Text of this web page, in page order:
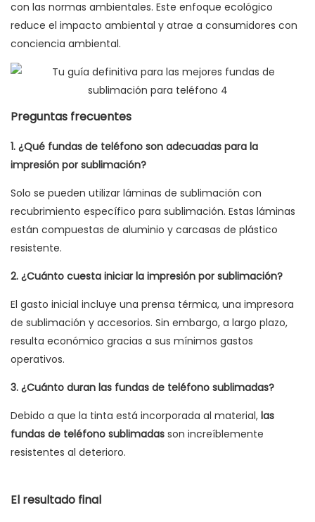
con las normas ambientales. Este enfoque ecológico
reduce el impacto ambiental y atrae a consumidores con
conciencia ambiental.
Preguntas frecuentes
1. ¿Qué fundas de teléfono son adecuadas para la
impresión por sublimación?
Solo se pueden utilizar láminas de sublimación con
recubrimiento específico para sublimación. Estas láminas
están compuestas de aluminio y carcasas de plástico
resistente.
2. ¿Cuánto cuesta iniciar la impresión por sublimación?
El gasto inicial incluye una prensa térmica, una impresora
de sublimación y accesorios. Sin embargo, a largo plazo,
resulta económico gracias a sus mínimos gastos
operativos.
3. ¿Cuánto duran las fundas de teléfono sublimadas?
Debido a que la tinta está incorporada al material, las
fundas de teléfono sublimadas son increíblemente
resistentes al deterioro.
El resultado final